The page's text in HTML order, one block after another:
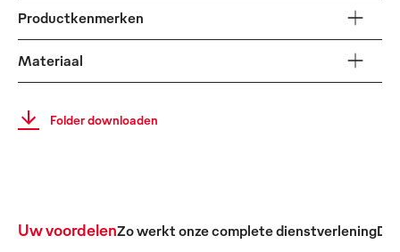
Productkenmerken
Materiaal
Folder downloaden
Uw voordelenZo werkt onze complete dienstverleningDe